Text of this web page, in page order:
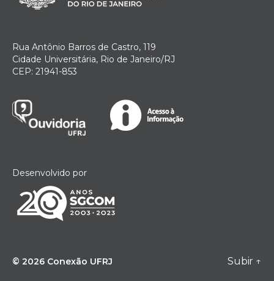
Rua Antônio Barros de Castro, 119
Cidade Universitária, Rio de Janeiro/RJ
CEP: 21941-853
Desenvolvido por
© 2026 Conexão UFRJ Subir ↑